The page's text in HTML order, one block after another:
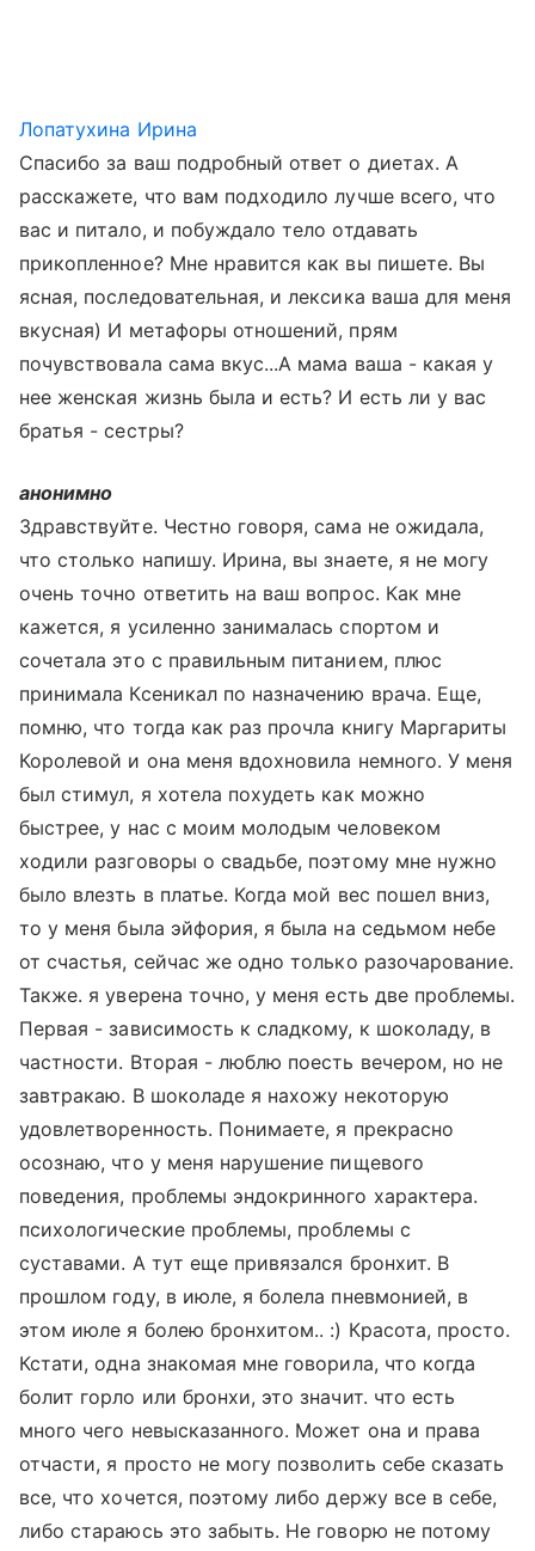
Лопатухина Ирина
Спасибо за ваш подробный ответ о диетах. А
расскажете, что вам подходило лучше всего, что
вас и питало, и побуждало тело отдавать
прикопленное? Мне нравится как вы пишете. Вы
ясная, последовательная, и лексика ваша для меня
вкусная) И метафоры отношений, прям
почувствовала сама вкус...А мама ваша - какая у
нее женская жизнь была и есть? И есть ли у вас
братья - сестры?
анонимно
Здравствуйте. Честно говоря, сама не ожидала,
что столько напишу. Ирина, вы знаете, я не могу
очень точно ответить на ваш вопрос. Как мне
кажется, я усиленно занималась спортом и
сочетала это с правильным питанием, плюс
принимала Ксеникал по назначению врача. Еще,
помню, что тогда как раз прочла книгу Маргариты
Королевой и она меня вдохновила немного. У меня
был стимул, я хотела похудеть как можно
быстрее, у нас с моим молодым человеком
ходили разговоры о свадьбе, поэтому мне нужно
было влезть в платье. Когда мой вес пошел вниз,
то у меня была эйфория, я была на седьмом небе
от счастья, сейчас же одно только разочарование.
Также. я уверена точно, у меня есть две проблемы.
Первая - зависимость к сладкому, к шоколаду, в
частности. Вторая - люблю поесть вечером, но не
завтракаю. В шоколаде я нахожу некоторую
удовлетворенность. Понимаете, я прекрасно
осознаю, что у меня нарушение пищевого
поведения, проблемы эндокринного характера.
психологические проблемы, проблемы с
суставами. А тут еще привязался бронхит. В
прошлом году, в июле, я болела пневмонией, в
этом июле я болею бронхитом.. :) Красота, просто.
Кстати, одна знакомая мне говорила, что когда
болит горло или бронхи, это значит. что есть
много чего невысказанного. Может она и права
отчасти, я просто не могу позволить себе сказать
все, что хочется, поэтому либо держу все в себе,
либо стараюсь это забыть. Не говорю не потому